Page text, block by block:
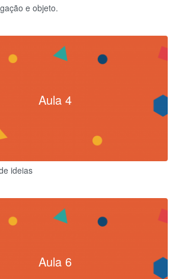
e objeto.
Aula 4
ideias
Aula 6